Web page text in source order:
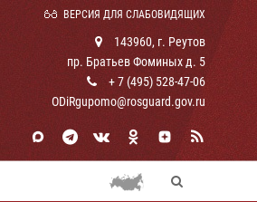
ВЕРСИЯ ДЛЯ СЛАБОВИДЯЩИХ
143960, г. Реутов
пр. Братьев Фоминых д. 5
+ 7 (495) 528-47-06
ODiRgupomo@rosguard.gov.ru